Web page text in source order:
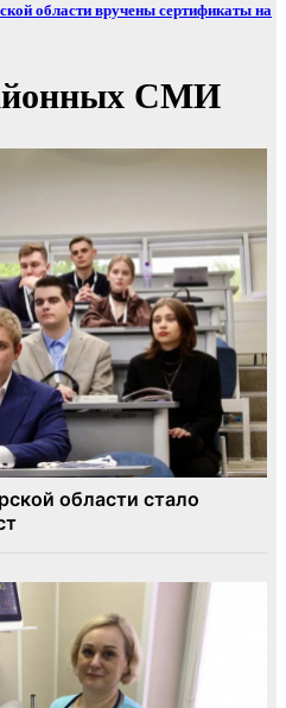
области вручены сертификаты на